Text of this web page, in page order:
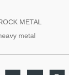
METAL
metal